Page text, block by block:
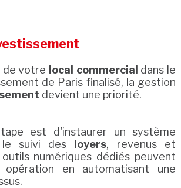
de votre local commercial dans le
de Paris finalisé, la gestion
devient une priorité.
est d'instaurer un système
suivi des
loyers, revenus et
numériques dédiés peuvent
en automatisant une